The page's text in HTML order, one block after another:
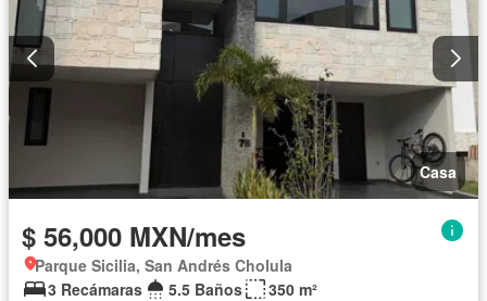
Casa
$ 56,000 MXN/mes
Parque Sicilia, San Andrés Cholula
3 Recámaras
5.5 Baños
350 m²